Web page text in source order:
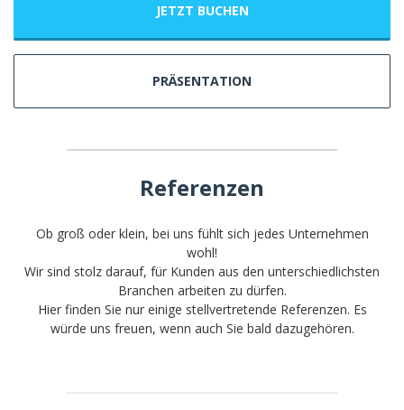
JETZT BUCHEN
PRÄSENTATION
Referenzen
Ob groß oder klein, bei uns fühlt sich jedes Unternehmen
wohl!
Wir sind stolz darauf, für Kunden aus den unterschiedlichsten
Branchen arbeiten zu dürfen.
Hier finden Sie nur einige stellvertretende Referenzen. Es
würde uns freuen, wenn auch Sie bald dazugehören.